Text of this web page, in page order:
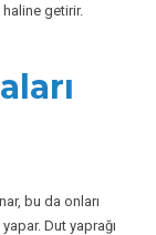
getirir.
bu da onları
Dut yaprağı